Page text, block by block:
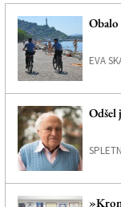
EVA
Odšel